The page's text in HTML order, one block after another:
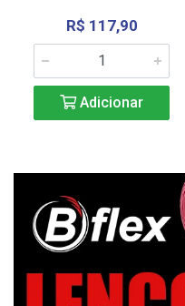
R$ 117,90
Adicionar